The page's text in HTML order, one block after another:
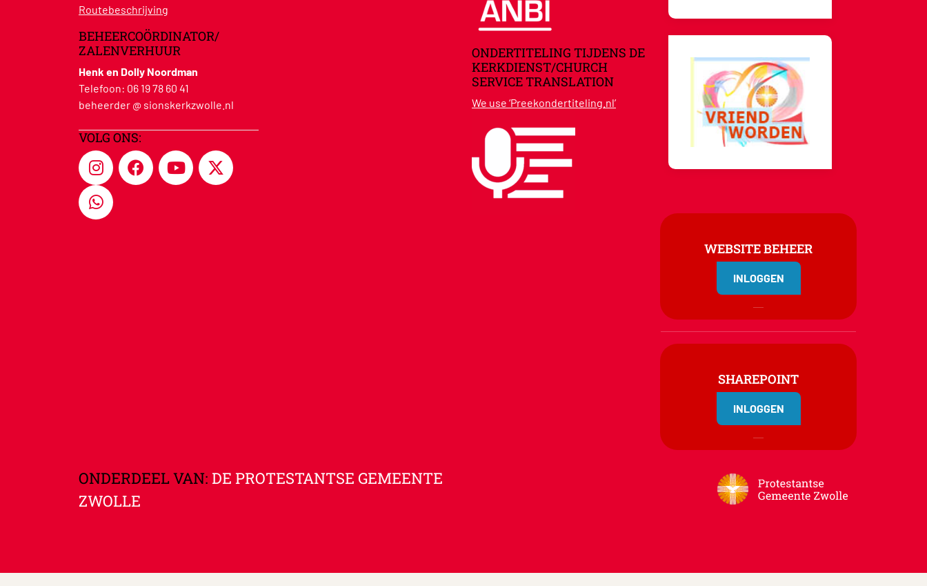
Routebeschrijving
BEHEERCOÖRDINATOR/
ZALENVERHUUR
Henk en Dolly Noordman
Telefoon: 06 19 78 60 41
beheerder @ sionskerkzwolle.nl
VOLG ONS:
ONDERTITELING TIJDENS DE
KERKDIENST/CHURCH
SERVICE TRANSLATION
We use ‘Preekondertiteling.nl’
WEBSITE BEHEER
INLOGGEN
SHAREPOINT
INLOGGEN
ONDERDEEL VAN: DE PROTESTANTSE GEMEENTE
ZWOLLE